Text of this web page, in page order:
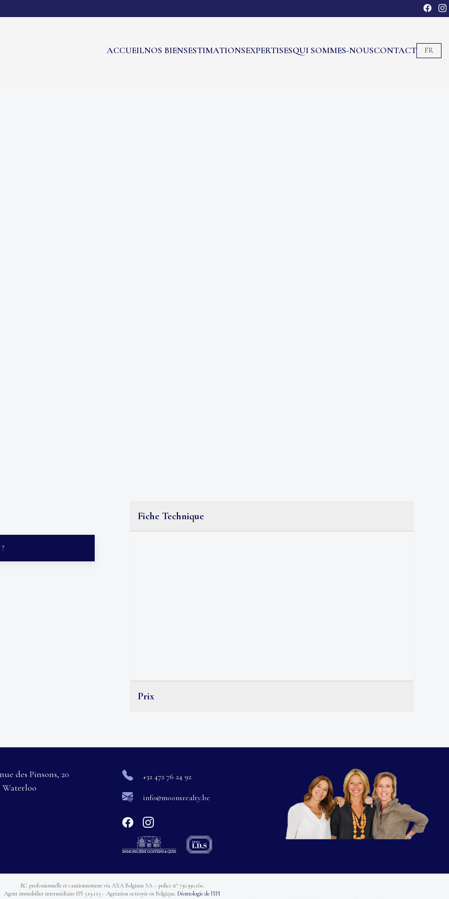
ACCUEILNOS BIENSESTIMATIONSEXPERTISESQUI SOMMES-NOUSCONTACT FR
Fiche Technique
Prix
des Pinsons, 20
Waterloo
+32 472 76 24 92
info@moonsrealty.be
RC professionnelle et cautionnement via AXA Belgium SA – police n° 730.390.160.
Agent immobilier intermédiaire IPI 519.113 – Agréation octroyée en Belgique. Déontologie de l'IPI